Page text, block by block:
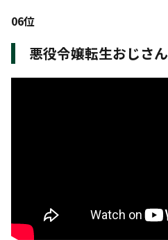
06位
悪役令嬢転生おじさん